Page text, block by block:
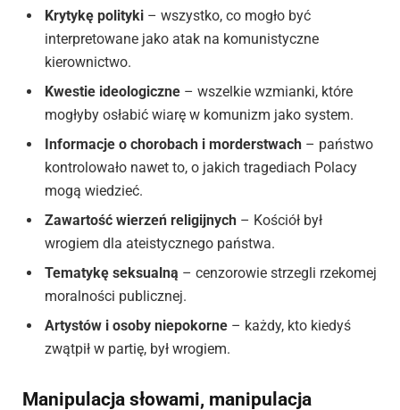
Krytykę polityki – wszystko, co mogło być
interpretowane jako atak na komunistyczne
kierownictwo.
Kwestie ideologiczne – wszelkie wzmianki, które
mogłyby osłabić wiarę w komunizm jako system.
Informacje o chorobach i morderstwach – państwo
kontrolowało nawet to, o jakich tragediach Polacy
mogą wiedzieć.
Zawartość wierzeń religijnych – Kościół był
wrogiem dla ateistycznego państwa.
Tematykę seksualną – cenzorowie strzegli rzekomej
moralności publicznej.
Artystów i osoby niepokorne – każdy, kto kiedyś
zwątpił w partię, był wrogiem.
Manipulacja słowami, manipulacja